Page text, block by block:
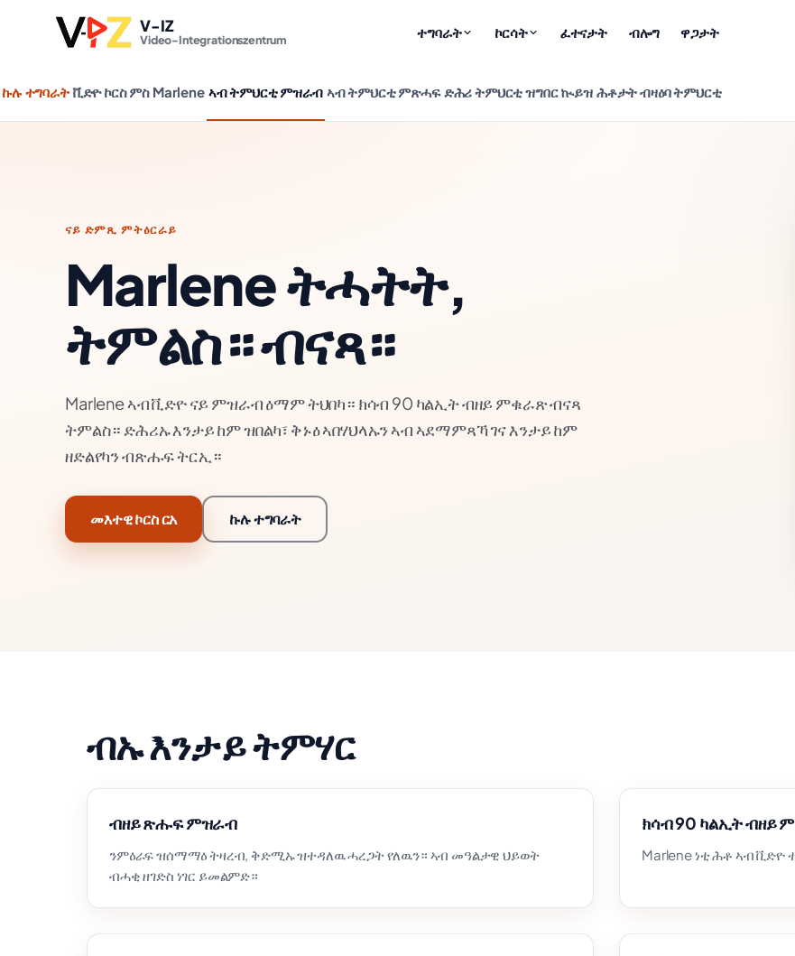
V-IZ
Video-Integrationszentrum ተግባራት ኮርሳት ፈተናታት ብሎግ ዋጋታት
ኩሉ ተግባራት ቪድዮ ኮርስ ምስ Marlene ኣብ ትምህርቲ ምዝራብ ኣብ ትምህርቲ ምጽሓፍ ድሕሪ ትምህርቲ ዝግበር ኲይዝ ሕቶታት ብዛዕባ ትምህርቲ
ናይ ድምጺ ምትዕርራይ
Marlene ትሓትት,
ትምልስ። ብናጻ።
Marlene ኣብ ቪድዮ ናይ ምዝራብ ዕማም ትህበካ። ክሳብ 90 ካልኢት ብዘይ ምቁራጽ ብናጻ
ትምልስ። ድሕሪኡ እንታይ ከም ዝበልካ፣ ቅኑዕ ኣበሃህላኡን ኣብ ኣደማምጻኻ ገና እንታይ ከም
ዘድልየካን ብጽሑፍ ትርኢ።
መእተዊ ኮርስ ርአ ኩሉ ተግባራት
ብኡ እንታይ ትምሃር
ብዘይ ጽሑፍ ምዝራብ
ንምዕራፍ ዝሰማማዕ ትዛረብ, ቅድሚኡ ዝተዳለዉ ሓረጋት የለዉን። ኣብ መዓልታዊ ህይወት
ብሓቂ ዘገድስ ነገር ይመልምድ።
ክሳብ 90 ካልኢት ብዘይ
Marlene ነቲ ሕቶ ኣብ